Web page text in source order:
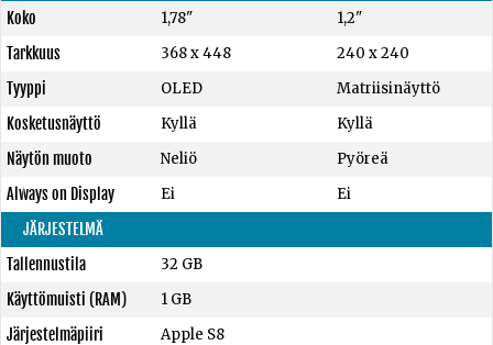
Koko
1,78"
1,2"
Tarkkuus
368 x 448
240 x 240
Tyyppi
OLED
Matriisinäyttö
Kosketusnäyttö
Kyllä
Kyllä
Näytön muoto
Neliö
Pyöreä
Always on Display
Ei
Ei
JÄRJESTELMÄ
Tallennustila
32 GB
Käyttömuisti (RAM)
1 GB
Järjestelmäpiiri
Apple S8